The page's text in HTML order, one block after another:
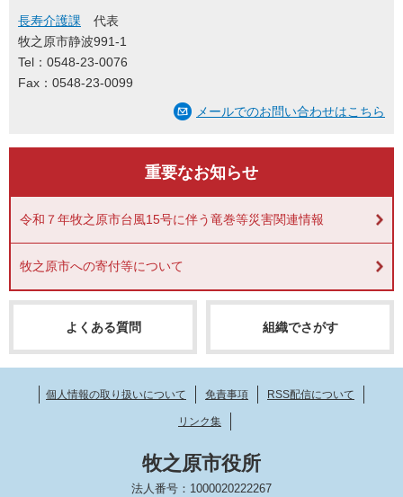
長寿介護課
代表
牧之原市静波991-1
Tel：0548-23-0076
Fax：0548-23-0099
メールでのお問い合わせはこちら
重要なお知らせ
令和７年牧之原市台風15号に伴う竜巻等災害関連情報
牧之原市への寄付等について
よくある質問 組織でさがす
個人情報の取り扱いについて 免責事項 RSS配信について
リンク集
牧之原市役所
法人番号：1000020222267